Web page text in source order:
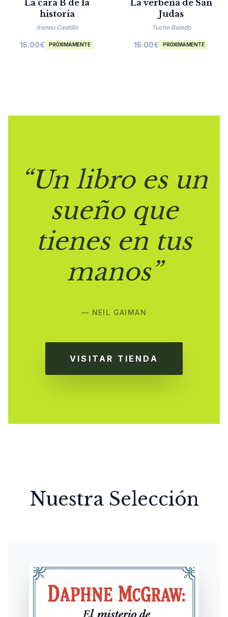
La cara B de la
historia
Ireneu Castillo
15.00€ PRÓXIMAMENTE
La verbena de San
Judas
Tucho Balado
15.00€ PRÓXIMAMENTE
“Un libro es un
sueño que
tienes en tus
manos”
— NEIL GAIMAN
VISITAR TIENDA
Nuestra Selección